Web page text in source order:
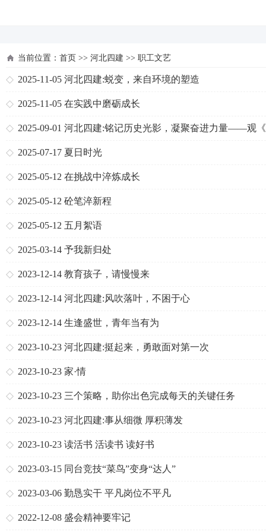
当前位置： 首页 >> 河北四建 >> 职工文艺
2025-11-05 河北四建:蜕变，来自环境的塑造
2025-11-05 在实践中磨砺成长
2025-09-01 河北四建:铭记历史光影，凝聚奋进力量——观
京照相馆》有感
2025-07-17 夏日时光
2025-05-12 在挑战中淬炼成长
2025-05-12 砼笔淬新程
2025-05-12 五月絮语
2025-03-14 予我新归处
2023-12-14 教育孩子，请慢慢来
2023-12-14 河北四建:风吹落叶，不困于心
2023-12-14 生逢盛世，青年当有为
2023-10-23 河北四建:挺起来，勇敢面对第一次
2023-10-23 家·情
2023-10-23 三个策略，助你出色完成每天的关键任务
2023-10-23 河北四建:事从细微 厚积薄发
2023-10-23 读活书 活读书 读好书
2023-03-15 同台竞技“菜鸟”变身“达人”
2023-03-06 勤恳实干 平凡岗位不平凡
2022-12-08 盛会精神要牢记